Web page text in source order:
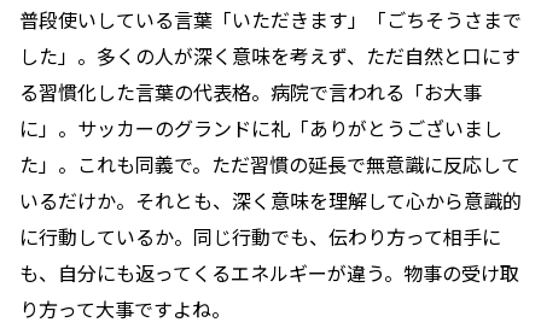
普段使いしている言葉「いただきます」「ごちそうさまで
した」。多くの人が深く意味を考えず、ただ自然と口にす
る習慣化した言葉の代表格。病院で言われる「お大事
に」。サッカーのグランドに礼「ありがとうございまし
た」。これも同義で。ただ習慣の延長で無意識に反応して
いるだけか。それとも、深く意味を理解して心から意識的
に行動しているか。同じ行動でも、伝わり方って相手に
も、自分にも返ってくるエネルギーが違う。物事の受け取
り方って大事ですよね。